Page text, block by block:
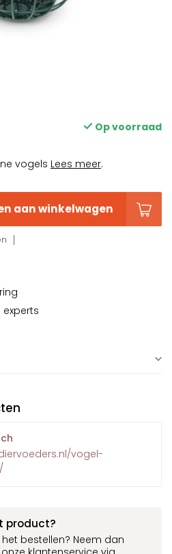
Op voorraad
vogels Lees meer.
aan winkelwagen
experts
vogel-
product?
bestellen? Neem dan